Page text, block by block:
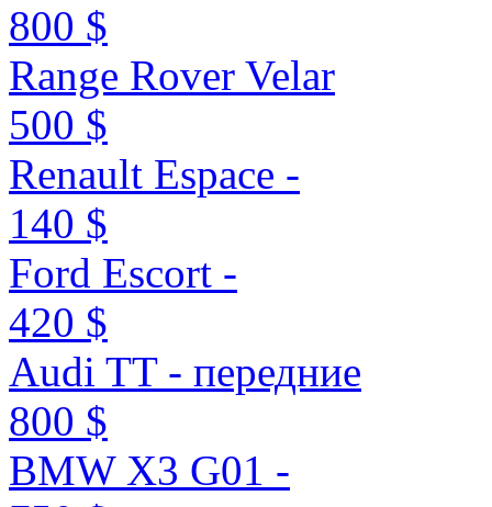
800 $
Range Rover Velar
500 $
Renault Espace -
140 $
Ford Escort -
420 $
Audi TT - передние
800 $
BMW X3 G01 -